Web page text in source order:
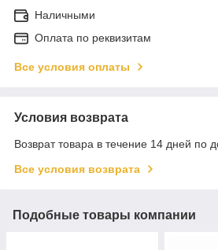
Наличными
Оплата по реквизитам
Все условия оплаты
Условия возврата
Возврат товара в течение 14 дней по
Все условия возврата
Подобные товары компании